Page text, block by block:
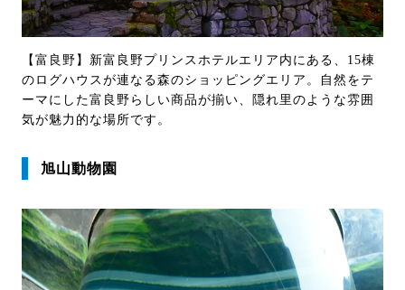
【富良野】新富良野プリンスホテルエリア内にある、15棟
のログハウスが連なる森のショッピングエリア。自然をテ
ーマにした富良野らしい商品が揃い、隠れ里のような雰囲
気が魅力的な場所です。
旭山動物園